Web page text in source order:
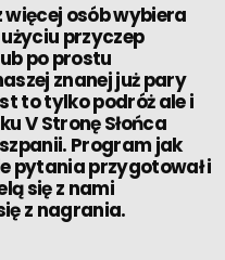
osób wybiera
przyczep
po prostu
znanej już pary
to tylko podróż ale i
V Stronę Słońca
Program jak
pytania przygotował i
się z nami
z nagrania.